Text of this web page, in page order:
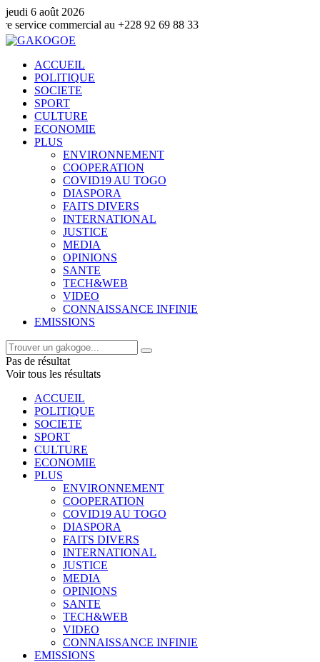
jeudi 6 août 2026
au +228 92 69 88 33
ACCUEIL
POLITIQUE
SOCIETE
SPORT
CULTURE
ECONOMIE
PLUS
ENVIRONNEMENT
COOPERATION
COVID19 AU TOGO
DIASPORA
FAITS DIVERS
INTERNATIONAL
JUSTICE
MEDIA
OPINIONS
SANTE
TECH&WEB
VIDEO
CONNAISSANCE INFINIE
EMISSIONS
Pas de résultat
Voir tous les résultats
ACCUEIL
POLITIQUE
SOCIETE
SPORT
CULTURE
ECONOMIE
PLUS
ENVIRONNEMENT
COOPERATION
COVID19 AU TOGO
DIASPORA
FAITS DIVERS
INTERNATIONAL
JUSTICE
MEDIA
OPINIONS
SANTE
TECH&WEB
VIDEO
CONNAISSANCE INFINIE
EMISSIONS